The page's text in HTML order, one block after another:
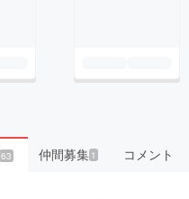
63 仲間募集 1 コメント